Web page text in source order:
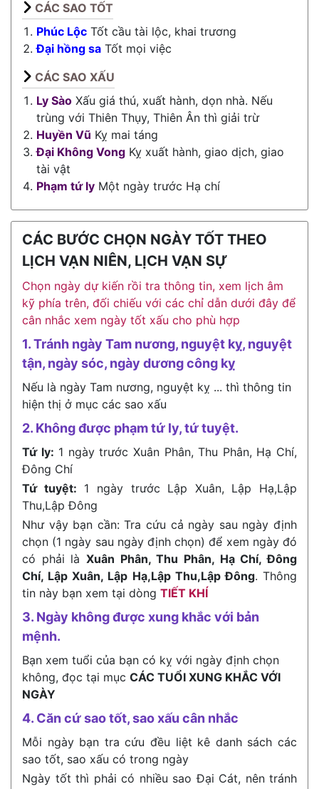
CÁC SAO TỐT
Phúc Lộc Tốt cầu tài lộc, khai trương
Đại hồng sa Tốt mọi việc
CÁC SAO XẤU
Ly Sào Xấu giá thú, xuất hành, dọn nhà. Nếu
trùng với Thiên Thụy, Thiên Ân thì giải trừ
Huyền Vũ Kỵ mai táng
Đại Không Vong Kỵ xuất hành, giao dịch, giao
tài vật
Phạm tứ ly Một ngày trước Hạ chí
CÁC BƯỚC CHỌN NGÀY TỐT THEO
LỊCH VẠN NIÊN, LỊCH VẠN SỰ
Chọn ngày dự kiến rồi tra thông tin, xem lịch âm
kỹ phía trên, đối chiếu với các chỉ dẫn dưới đây để
cân nhắc xem ngày tốt xấu cho phù hợp
1. Tránh ngày Tam nương, nguyệt kỵ, nguyệt
tận, ngày sóc, ngày dương công kỵ
Nếu là ngày Tam nương, nguyệt kỵ ... thì thông tin
hiện thị ở mục các sao xấu
2. Không được phạm tứ ly, tứ tuyệt.
Tứ ly: 1 ngày trước Xuân Phân, Thu Phân, Hạ Chí,
Đông Chí
Tứ tuyệt: 1 ngày trước Lập Xuân, Lập Hạ,Lập
Thu,Lập Đông
Như vậy bạn cần: Tra cứu cả ngày sau ngày định
chọn (1 ngày sau ngày định chọn) để xem ngày đó
có phải là Xuân Phân, Thu Phân, Hạ Chí, Đông
Chí, Lập Xuân, Lập Hạ,Lập Thu,Lập Đông. Thông
tin này bạn xem tại dòng TIẾT KHÍ
3. Ngày không được xung khắc với bản
mệnh.
Bạn xem tuổi của bạn có kỵ với ngày định chọn
không, đọc tại mục CÁC TUỔI XUNG KHẮC VỚI
NGÀY
4. Căn cứ sao tốt, sao xấu cân nhắc
Mỗi ngày bạn tra cứu đều liệt kê danh sách các
sao tốt, sao xấu có trong ngày
Ngày tốt thì phải có nhiều sao Đại Cát, nên tránh